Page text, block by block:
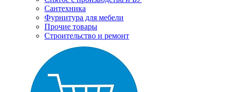
Сантехника
Фурнитура для мебели
Прочие товары
Строительство и ремонт